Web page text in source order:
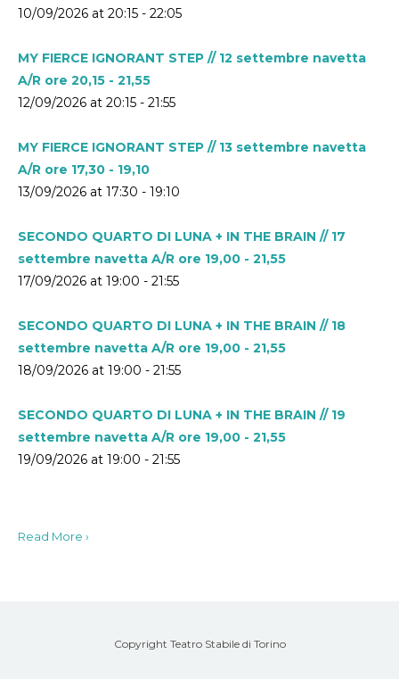
10/09/2026 at 20:15 - 22:05
MY FIERCE IGNORANT STEP // 12 settembre navetta
A/R ore 20,15 - 21,55
12/09/2026 at 20:15 - 21:55
MY FIERCE IGNORANT STEP // 13 settembre navetta
A/R ore 17,30 - 19,10
13/09/2026 at 17:30 - 19:10
SECONDO QUARTO DI LUNA + IN THE BRAIN // 17
settembre navetta A/R ore 19,00 - 21,55
17/09/2026 at 19:00 - 21:55
SECONDO QUARTO DI LUNA + IN THE BRAIN // 18
settembre navetta A/R ore 19,00 - 21,55
18/09/2026 at 19:00 - 21:55
SECONDO QUARTO DI LUNA + IN THE BRAIN // 19
settembre navetta A/R ore 19,00 - 21,55
19/09/2026 at 19:00 - 21:55
Read More ›
Copyright Teatro Stabile di Torino